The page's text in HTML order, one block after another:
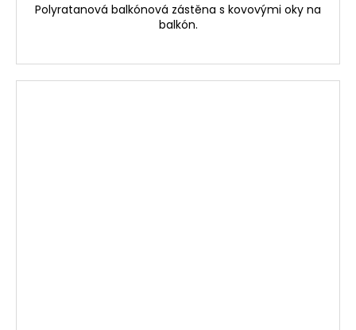
Polyratanová balkónová zástěna s kovovými oky na
balkón.